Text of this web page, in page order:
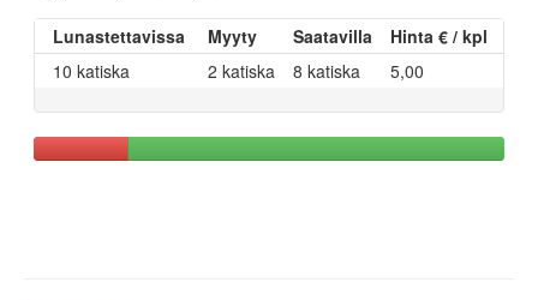
Lunastettavissa Myyty Saatavilla
Hinta € / kpl
10 katiska
2 katiska 8 katiska 5,00